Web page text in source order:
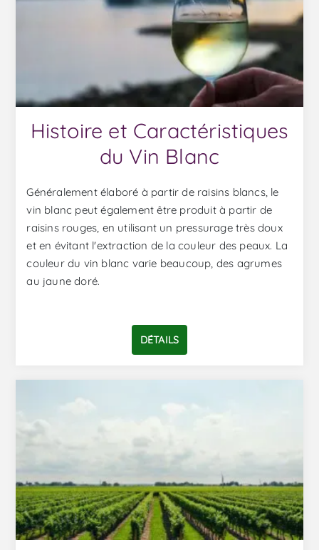
Histoire et Caractéristiques
du Vin Blanc
Généralement élaboré à partir de raisins blancs, le
vin blanc peut également être produit à partir de
raisins rouges, en utilisant un pressurage très doux
et en évitant l'extraction de la couleur des peaux. La
couleur du vin blanc varie beaucoup, des agrumes
au jaune doré.
DÉTAILS